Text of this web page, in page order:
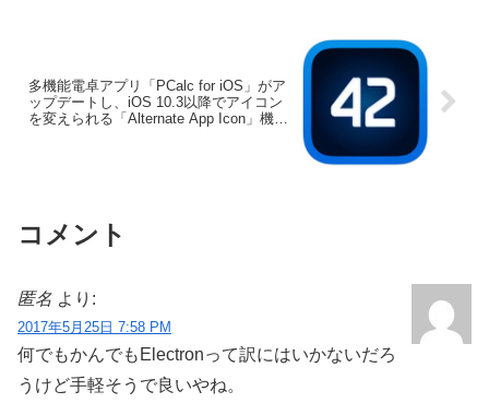
多機能電卓アプリ「PCalc for iOS」がア
ップデートし、iOS 10.3以降でアイコン
を変えられる「Alternate App Icon」機能
コメント
匿名 より:
2017年5月25日 7:58 PM
何でもかんでもElectronって訳にはいかないだろ
うけど手軽そうで良いやね。